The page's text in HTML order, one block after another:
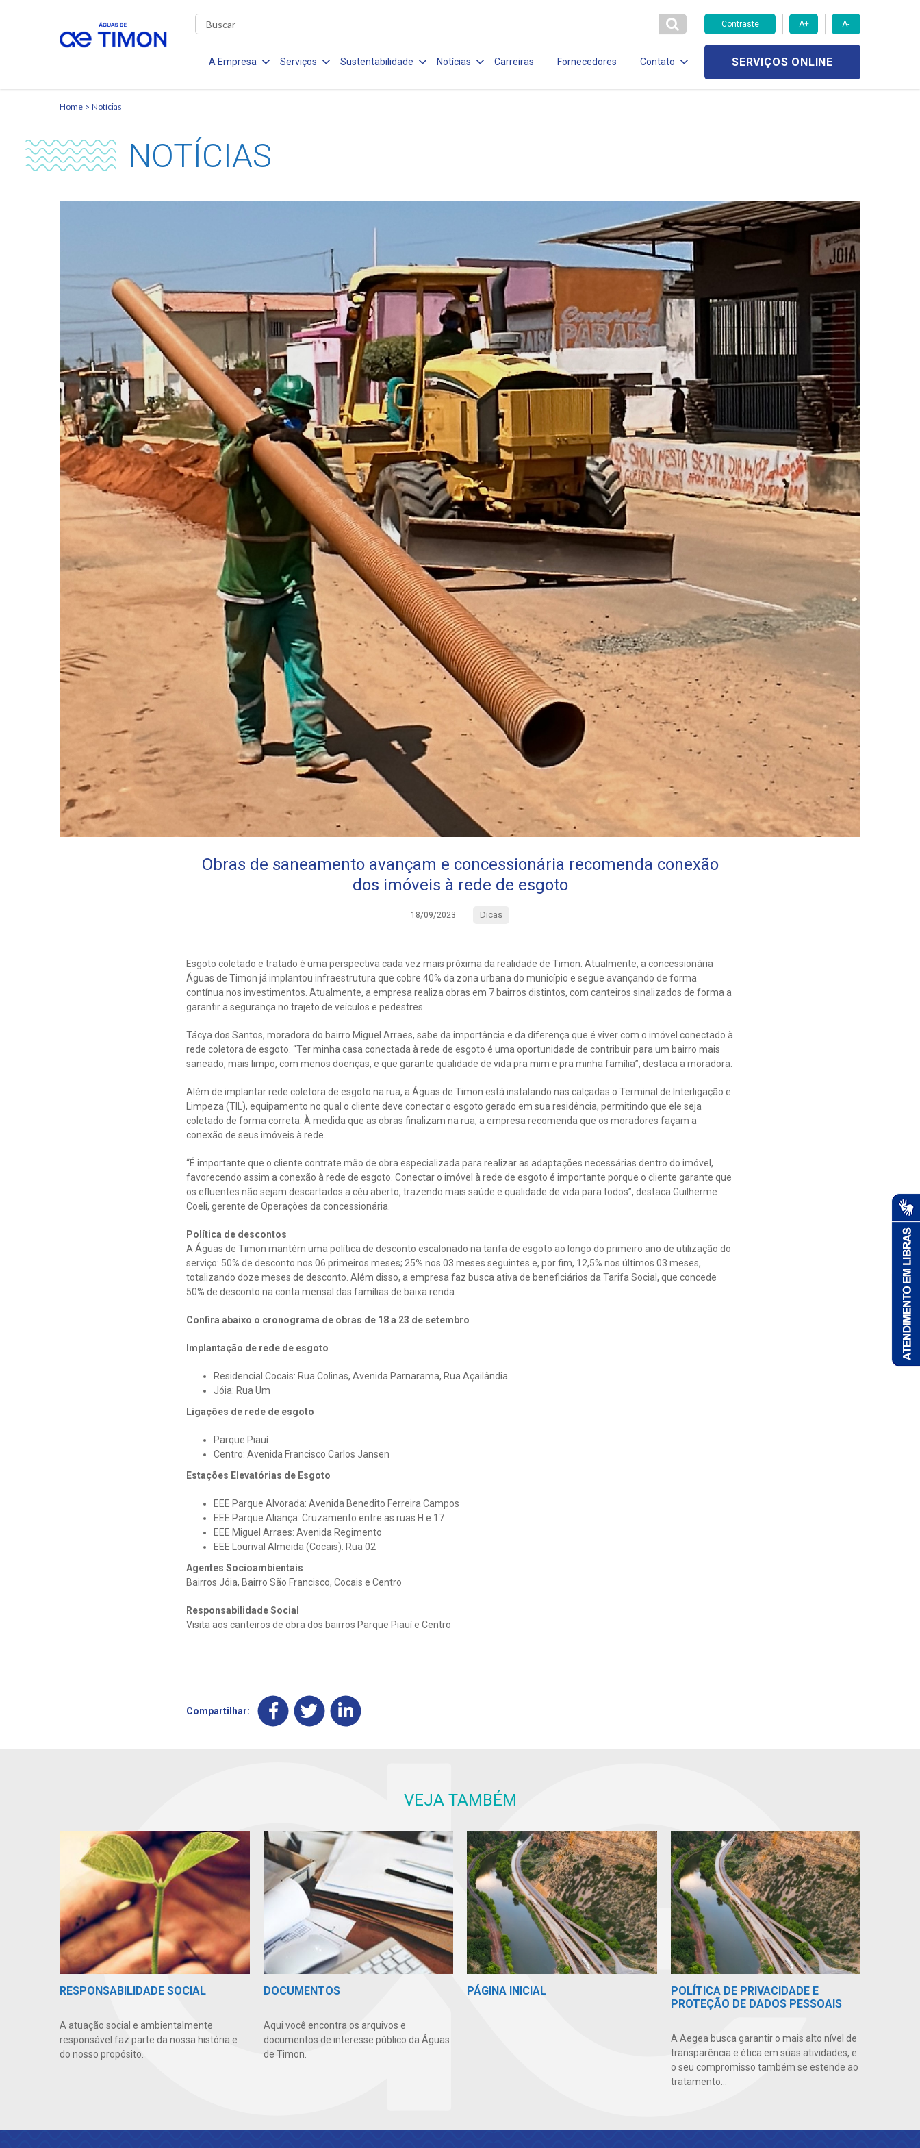
Contraste A+ A-
A Empresa Serviços Sustentabilidade Notícias Carreiras Fornecedores Contato SERVIÇOS ONLINE
Home Notícias
NOTÍCIAS
Obras de saneamento avançam e concessionária recomenda conexão
dos imóveis à rede de esgoto
18/09/2023 Dicas
Esgoto coletado e tratado é uma perspectiva cada vez mais próxima da realidade de Timon. Atualmente, a concessionária
Águas de Timon já implantou infraestrutura que cobre 40% da zona urbana do município e segue avançando de forma
contínua nos investimentos. Atualmente, a empresa realiza obras em 7 bairros distintos, com canteiros sinalizados de forma a
garantir a segurança no trajeto de veículos e pedestres.
Tácya dos Santos, moradora do bairro Miguel Arraes, sabe da importância e da diferença que é viver com o imóvel conectado à
rede coletora de esgoto. “Ter minha casa conectada à rede de esgoto é uma oportunidade de contribuir para um bairro mais
saneado, mais limpo, com menos doenças, e que garante qualidade de vida pra mim e pra minha família”, destaca a moradora.
Além de implantar rede coletora de esgoto na rua, a Águas de Timon está instalando nas calçadas o Terminal de Interligação e
Limpeza (TIL), equipamento no qual o cliente deve conectar o esgoto gerado em sua residência, permitindo que ele seja
coletado de forma correta. À medida que as obras finalizam na rua, a empresa recomenda que os moradores façam a
conexão de seus imóveis à rede.
“É importante que o cliente contrate mão de obra especializada para realizar as adaptações necessárias dentro do imóvel,
favorecendo assim a conexão à rede de esgoto. Conectar o imóvel à rede de esgoto é importante porque o cliente garante que
os efluentes não sejam descartados a céu aberto, trazendo mais saúde e qualidade de vida para todos”, destaca Guilherme
Coeli, gerente de Operações da concessionária.
Política de descontos
A Águas de Timon mantém uma política de desconto escalonado na tarifa de esgoto ao longo do primeiro ano de utilização do
serviço: 50% de desconto nos 06 primeiros meses; 25% nos 03 meses seguintes e, por fim, 12,5% nos últimos 03 meses,
totalizando doze meses de desconto. Além disso, a empresa faz busca ativa de beneficiários da Tarifa Social, que concede
50% de desconto na conta mensal das famílias de baixa renda.
Confira abaixo o cronograma de obras de 18 a 23 de setembro
Implantação de rede de esgoto
Residencial Cocais: Rua Colinas, Avenida Parnarama, Rua Açailândia
Jóia: Rua Um
Ligações de rede de esgoto
Parque Piauí
Centro: Avenida Francisco Carlos Jansen
Estações Elevatórias de Esgoto
EEE Parque Alvorada: Avenida Benedito Ferreira Campos
EEE Parque Aliança: Cruzamento entre as ruas H e 17
EEE Miguel Arraes: Avenida Regimento
EEE Lourival Almeida (Cocais): Rua 02
Agentes Socioambientais
Bairros Jóia, Bairro São Francisco, Cocais e Centro
Responsabilidade Social
Visita aos canteiros de obra dos bairros Parque Piauí e Centro
Compartilhar:
VEJA TAMBÉM
RESPONSABILIDADE SOCIAL
A atuação social e ambientalmente
responsável faz parte da nossa história e
do nosso propósito.
DOCUMENTOS
Aqui você encontra os arquivos e
documentos de interesse público da Águas
de Timon.
PÁGINA INICIAL
POLÍTICA DE PRIVACIDADE E
PROTEÇÃO DE DADOS PESSOAIS
A Aegea busca garantir o mais alto nível de
transparência e ética em suas atividades, e
o seu compromisso também se estende ao
tratamento...